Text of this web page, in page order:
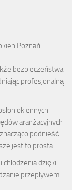
Poznań.
bezpieczeństwa
profesjonalną
okiennych
aranżacyjnych
podnieść
jest to prosta …
chłodzenia dzięki
przepływem